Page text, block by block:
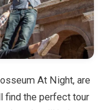
At Night, are
find the perfect tour